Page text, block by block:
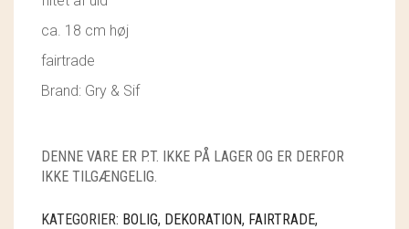
GRY & SIF
HARTGUT
IBU JEWELS
KINTOBE
ca. 18 cm høj
fairtrade
Brand: Gry & Sif
DENNE VARE ER P.T. IKKE PÅ LAGER OG ER DERFOR
IKKE TILGÆNGELIG.
KATEGORIER: BOLIG, DEKORATION, FAIRTRADE,